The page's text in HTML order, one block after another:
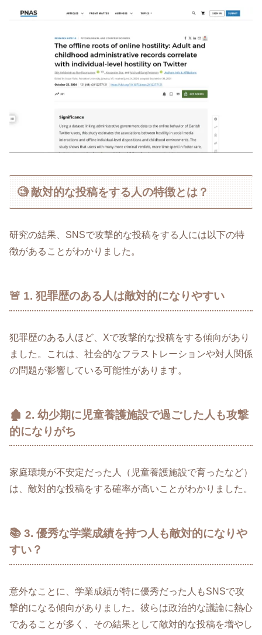
🧐 敵対的な投稿をする人の特徴とは？
研究の結果、SNSで攻撃的な投稿をする人には以下の特
徴があることがわかりました。
🚨 1. 犯罪歴のある人は敵対的になりやすい
犯罪歴のある人ほど、Xで攻撃的な投稿をする傾向があり
ました。これは、社会的なフラストレーションや対人関係
の問題が影響している可能性があります。
🏚 2. 幼少期に児童養護施設で過ごした人も攻撃
的になりがち
家庭環境が不安定だった人（児童養護施設で育ったなど）
は、敵対的な投稿をする確率が高いことがわかりました。
📚 3. 優秀な学業成績を持つ人も敵対的になりや
すい？
意外なことに、学業成績が特に優秀だった人もSNSで攻
撃的になる傾向がありました。彼らは政治的な議論に熱心
であることが多く、その結果として敵対的な投稿を増やし